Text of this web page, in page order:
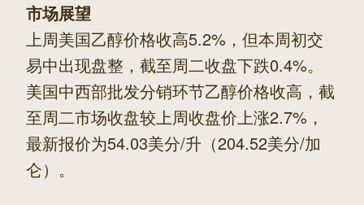
市场展望
上周美国乙醇价格收高5.2%，但本周初交
易中出现盘整，截至周二收盘下跌0.4%。
美国中西部批发分销环节乙醇价格收高，截
至周二市场收盘较上周收盘价上涨2.7%，
最新报价为54.03美分/升（204.52美分/加
仑）。